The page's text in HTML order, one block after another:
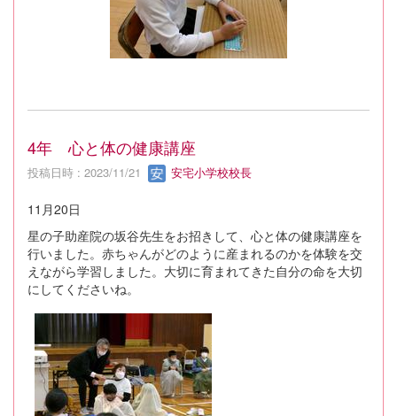
4年 心と体の健康講座
投稿日時 : 2023/11/21 安宅小学校校長
11月20日
星の子助産院の坂谷先生をお招きして、心と体の健康講座を
行いました。赤ちゃんがどのように産まれるのかを体験を交
えながら学習しました。大切に育まれてきた自分の命を大切
にしてくださいね。